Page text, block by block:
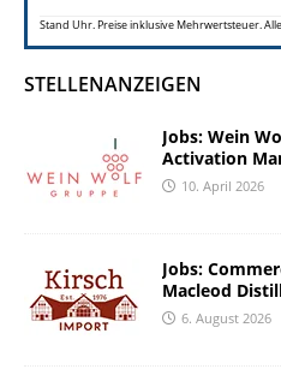
Stand Uhr. Preise inklusive Mehrwertsteuer.
STELLENANZEIGEN
Jobs: Wein
Activation
10. April 2026
Jobs:
Macleod
6. August 2026